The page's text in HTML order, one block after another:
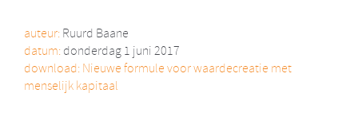
auteur:Ruurd Baane
datum:donderdag 1 juni 2017
download:Nieuwe formule voor waardecreatie met
menselijk kapitaal